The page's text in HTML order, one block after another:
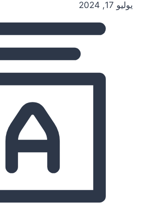
يوليو 17, 2024